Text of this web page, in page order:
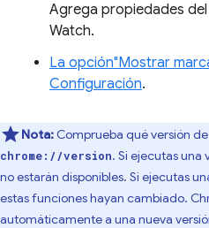
Agrega propiedades
Watch.
La opción"Mostrar
Configuración.
Nota: Comprueba qué versión
chrome://version. Si ejecutas una
no estarán disponibles. Si ejecutas
estas funciones hayan cambiado.
automáticamente a una nueva